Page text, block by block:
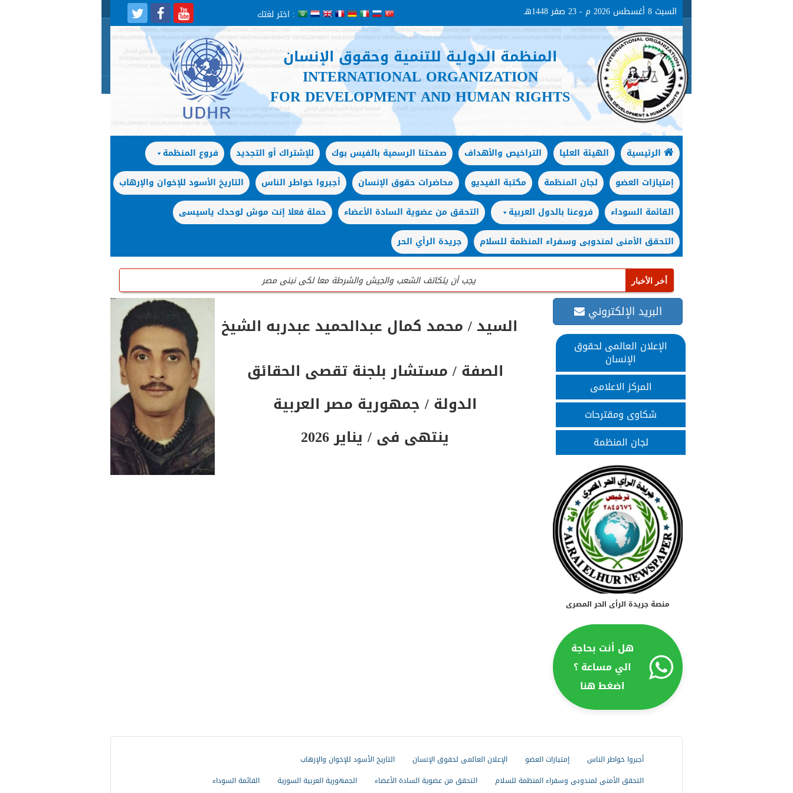
السبت 8 أغسطس 2026 م - 23 صفر 1448هـ اختر لغتك :
المنظمة الدولية للتنمية وحقوق الإنسان
INTERNATIONAL ORGANIZATION
FOR DEVELOPMENT AND HUMAN RIGHTS
الرئيسية الهيئة العليا التراخيص والأهداف صفحتنا الرسمية بالفيس بوك للإشتراك أو التجديد
فروع المنظمة
إمتيازات العضو
لجان المنظمة مكتبة الفيديو محاضرات حقوق الإنسان أجبروا خواطر الناس
التاريخ الأسود للإخوان والإرهاب
القائمة السوداء
فروعنا بالدول العربية التحقق من عضوية السادة الأعضاء
حملة فعلا إنت موش لوحدك ياسيسى
التحقق الأمنى لمندوبى وسفراء المنظمة للسلام
جريدة الرأي الحر
يجب أن يتكاتف الشعب والجيش والشرطة معا لكى نبنى مصر
جميع لجان المنظمة عمل تطوعى وليست وظيفه
المنظمة لاتقبل أى تمويل من الداخل أو الخارج
البريد الإلكتروني
الإعلان العالمى لحقوق
الإنسان
المركز الاعلامى
شكاوى ومقترحات
لجان المنظمة
منصة جريدة الرأى الحر المصرى
هل أنت بحاجة
الي مساعة ؟
اضغط هنا
السيد / محمد كمال عبدالحميد عبدربه الشيخ
الصفة / مستشار بلجنة تقصى الحقائق
الدولة / جمهورية مصر العربية
ينتهى فى / يناير 2026
أجبروا خواطر الناس إمتيازات العضو الإعلان العالمى لحقوق الإنسان
التاريخ الأسود للإخوان والإرهاب
التحقق الأمنى لمندوبى وسفراء المنظمة للسلام
التحقق من عضوية السادة الأعضاء الجمهورية العربية السورية القائمة السوداء